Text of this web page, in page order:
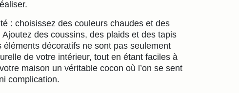
: choisissez des couleurs chaudes et des
des coussins, des plaids et des tapis
décoratifs ne sont pas seulement
de votre intérieur, tout en étant faciles à
maison un véritable cocon où l’on se sent
complication.